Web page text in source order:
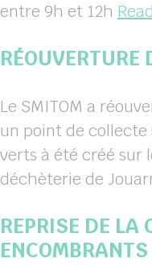
entre 9h et 12h
RÉOUVERTURE
Le SMITOM a
un point de
verts à été créé sur
déchèterie de
REPRISE DE LA
ENCOMBRANTS